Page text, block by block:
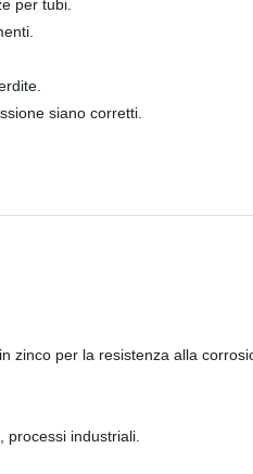
per tubi.
siano corretti.
zinco per la resistenza alla
industriali.